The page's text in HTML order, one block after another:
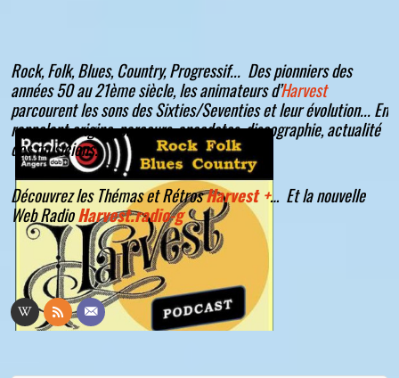
Rock, Folk, Blues, Country, Progressif... Des pionniers des
années 50 au 21ème siècle, les animateurs d’Harvest
parcourent les sons des Sixties/Seventies et leur évolution... En
rappelant origine, parcours, anecdotes, discographie, actualité
des musiciens.
Découvrez les Thémas et RétrosHarvest +… Et la nouvelle
Web RadioHarvest.radio-g